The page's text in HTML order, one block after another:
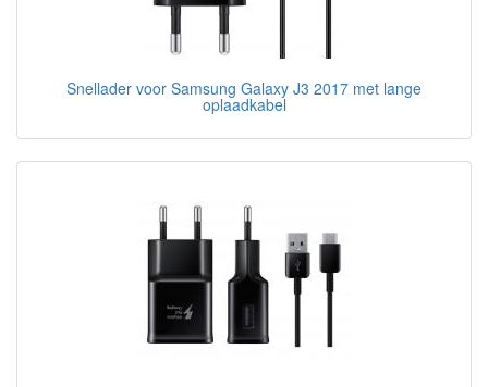
Snellader voor Samsung Galaxy J3 2017 met lange
oplaadkabel